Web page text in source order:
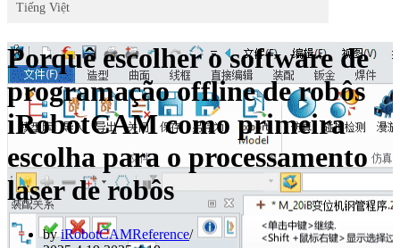
Tiếng Việt
Porquê escolher o software de
programação offline de robôs
iRobotCAM como primeira
escolha para o processamento
laser de robôs
byiRobotCAMReference